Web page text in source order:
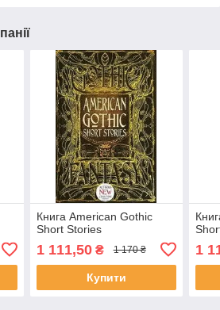
Книга American Gothic
Short Stories
1 111,50₴ 1 170 ₴
Купити
1